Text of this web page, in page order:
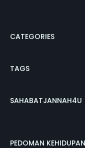
CATEGORIES
TAGS
SAHABATJANNAH4U
PEDOMAN KEHIDUPAN